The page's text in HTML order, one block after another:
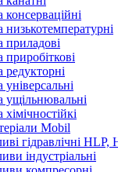
приладові
ущільнювальні
Mobil
гідравлічні
індустріальні